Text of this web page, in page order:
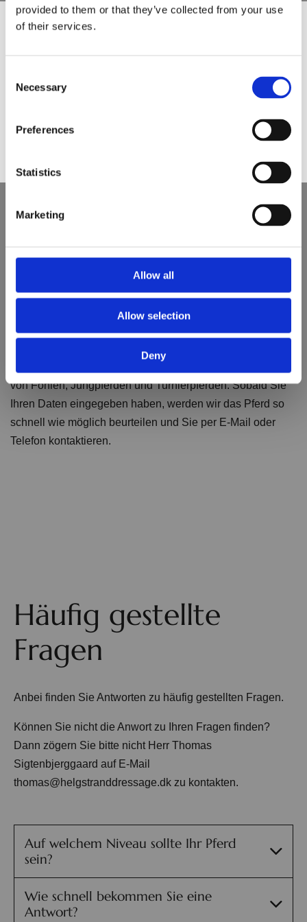
provided to them or that they’ve collected from your use
of their services.
Selection
Necessary
Preferences
Statistics
Marketing
Allow all
Allow selection
Deny
Ein Expertenteam
bewertet Ihr Pferd
von Fohlen, Jungpferden und Turnierpferden. Sobald Sie
Ihren Daten eingegeben haben, werden wir das Pferd so
schnell wie möglich beurteilen und Sie per E-Mail oder
Telefon kontaktieren.
Häufig gestellte
Fragen
Anbei finden Sie Antworten zu häufig gestellten Fragen.
Können Sie nicht die Anwort zu Ihren Fragen finden?
Dann zögern Sie bitte nicht Herr Thomas
Sigtenbjerggaard auf E-Mail
thomas@helgstranddressage.dk zu kontakten.
Auf welchem Niveau sollte Ihr Pferd
sein?
mehreren Altersgruppen. Wir bevorzugen, dass das
Wie schnell bekommen Sie eine
Antwort?